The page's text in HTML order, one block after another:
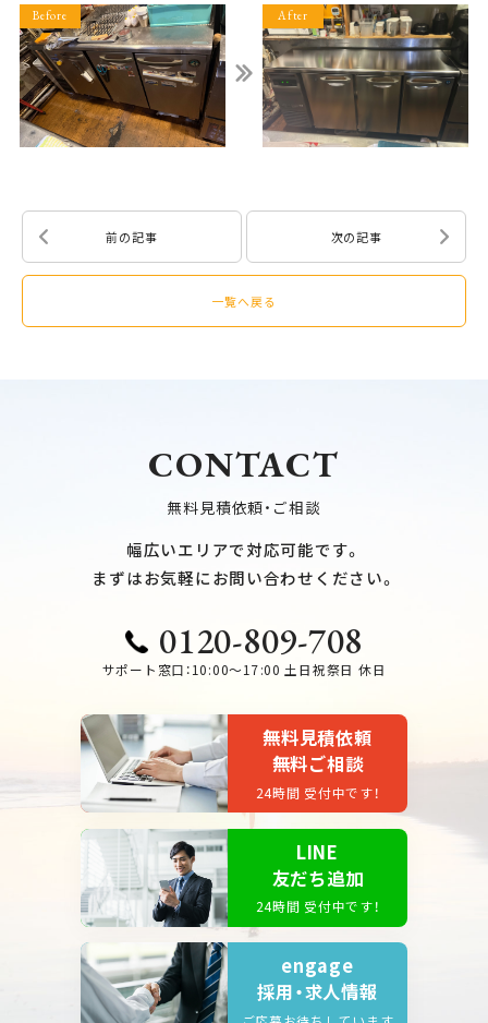
前の記事 次の記事
一覧へ戻る
CONTACT
無料見積依頼・ご相談
幅広いエリアで対応可能です。
まずはお気軽にお問い合わせください。
0120-809-708
サポート窓口：10:00～17:00 土日祝祭日 休日
無料見積依頼
無料ご相談
24時間 受付中です！
LINE
友だち追加
24時間 受付中です！
engage
採用・求人情報